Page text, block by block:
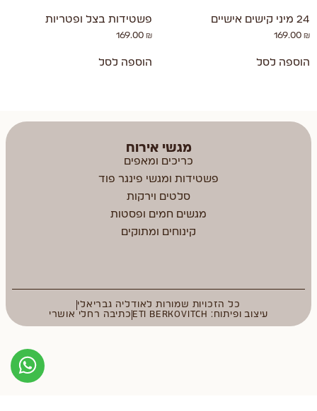
24 מיני קישים אישיים
169.00 ₪
הוספה לסל
פשטידות בצל ופטריות
169.00₪
הוספה לסל
מגשי אירוח
כריכים ומאפים
פשטידות ומגשי פינגר פוד
סלטים וירקות
מגשים חמים ופסטות
קינוחים ומתוקים
כל הזכויות שמורות לאודליה גבריאלי
עיצוב ופיתוח: ETI BERKOVITCH
כתיבה רחלי אושרי